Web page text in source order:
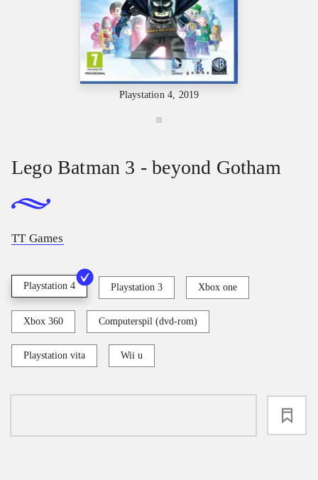
Playstation 4, 2019
Lego Batman 3 - beyond Gotham
TT Games
Playstation 4 Playstation 3 Xbox one
Xbox 360 Computerspil (dvd-rom)
Playstation vita Wii u